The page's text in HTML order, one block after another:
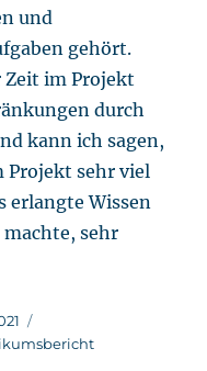
und
gehört.
Zeit im Projekt
durch
kann ich sagen,
Projekt sehr viel
erlangte Wissen
sehr